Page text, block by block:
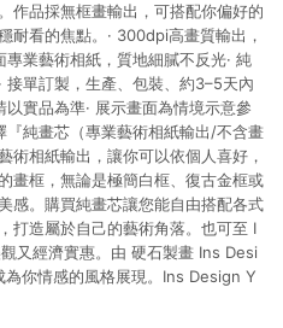
作品採無框畫輸出，可搭配你偏好的
耐看的焦點。· 300dpi高畫質輸出，
業藝術相紙，質地細膩不反光· 純
接單訂製，生產、包裝、約3–5天內
實品為準· 展示畫面為情境示意參
『純畫芯（專業藝術相紙輸出/不含畫
術相紙輸出，讓你可以依個人喜好，
畫框，無論是極簡白框、復古金框或
感。購買純畫芯讓您能自由搭配各式
打造屬於自己的藝術角落。也可至 I
又經濟實惠。由 硬石製畫 Ins Desi
你情感的風格展現。Ins Design Y